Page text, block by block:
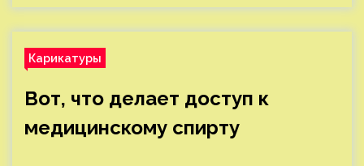
Карикатуры
Вот, что делает доступ к
медицинскому спирту